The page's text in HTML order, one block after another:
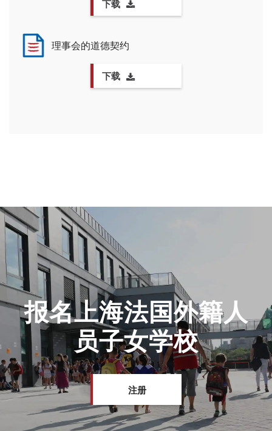
下载
理事会的道德契约
下载
报名上海法国外籍人
员子女学校
注册